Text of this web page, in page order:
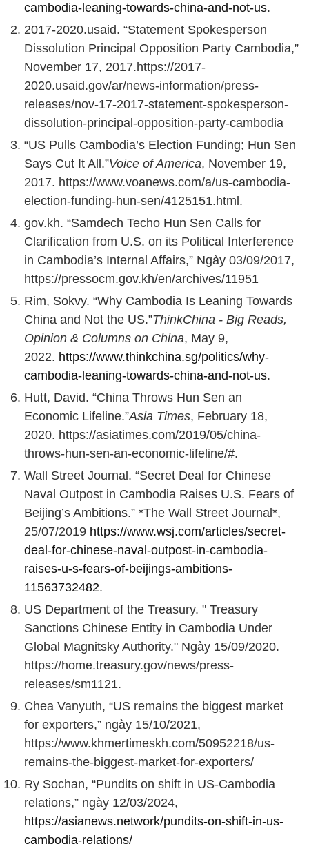
cambodia-leaning-towards-china-and-not-us.
2017-2020.usaid. “Statement Spokesperson
Dissolution Principal Opposition Party Cambodia,”
November 17, 2017.https://2017-
2020.usaid.gov/ar/news-information/press-
releases/nov-17-2017-statement-spokesperson-
dissolution-principal-opposition-party-cambodia
“US Pulls Cambodia’s Election Funding; Hun Sen
Says Cut It All.”Voice of America, November 19,
2017. https://www.voanews.com/a/us-cambodia-
election-funding-hun-sen/4125151.html.
gov.kh. “Samdech Techo Hun Sen Calls for
Clarification from U.S. on its Political Interference
in Cambodia’s Internal Affairs,” Ngày 03/09/2017,
https://pressocm.gov.kh/en/archives/11951
Rim, Sokvy. “Why Cambodia Is Leaning Towards
China and Not the US.”ThinkChina - Big Reads,
Opinion & Columns on China, May 9,
2022. https://www.thinkchina.sg/politics/why-
cambodia-leaning-towards-china-and-not-us.
Hutt, David. “China Throws Hun Sen an
Economic Lifeline.”Asia Times, February 18,
2020. https://asiatimes.com/2019/05/china-
throws-hun-sen-an-economic-lifeline/#.
Wall Street Journal. “Secret Deal for Chinese
Naval Outpost in Cambodia Raises U.S. Fears of
Beijing’s Ambitions.” *The Wall Street Journal*,
25/07/2019 https://www.wsj.com/articles/secret-
deal-for-chinese-naval-outpost-in-cambodia-
raises-u-s-fears-of-beijings-ambitions-
11563732482.
US Department of the Treasury. " Treasury
Sanctions Chinese Entity in Cambodia Under
Global Magnitsky Authority." Ngày 15/09/2020.
https://home.treasury.gov/news/press-
releases/sm1121.
Chea Vanyuth, “US remains the biggest market
for exporters,” ngày 15/10/2021,
https://www.khmertimeskh.com/50952218/us-
remains-the-biggest-market-for-exporters/
Ry Sochan, “Pundits on shift in US-Cambodia
relations,” ngày 12/03/2024,
https://asianews.network/pundits-on-shift-in-us-
cambodia-relations/